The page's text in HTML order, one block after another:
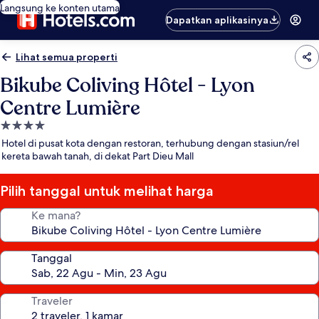
Langsung ke konten utama
Dapatkan aplikasinya
Lihat semua properti
Bikube Coliving Hôtel - Lyon
Centre Lumière
Properti
bintang
4.0
Hotel di pusat kota dengan restoran, terhubung dengan stasiun/rel
kereta bawah tanah, di dekat Part Dieu Mall
Pilih tanggal untuk melihat harga
Ke mana?
Tanggal
Traveler